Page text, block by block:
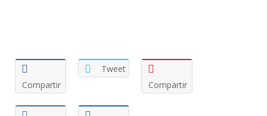
Compartir
Tweet
Compartir